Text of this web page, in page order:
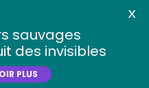
sauvages
des invisibles
PLUS
X